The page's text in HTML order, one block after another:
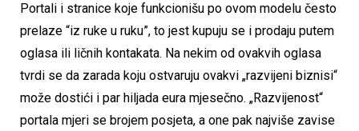
Portali i stranice koje funkcionišu po ovom modelu često
prelaze “iz ruke u ruku”, to jest kupuju se i prodaju putem
oglasa ili ličnih kontakata. Na nekim od ovakvih oglasa
tvrdi se da zarada koju ostvaruju ovakvi „razvijeni biznisi“
može dostići i par hiljada eura mjesečno. „Razvijenost“
portala mjeri se brojem posjeta, a one pak najviše zavise